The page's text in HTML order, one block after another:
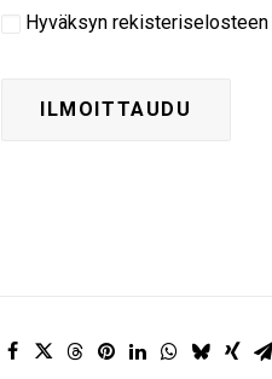
Hyväksynrekisteriselosteen